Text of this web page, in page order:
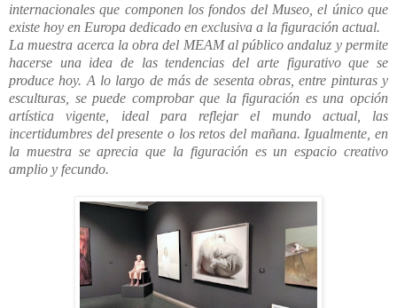
internacionales que componen los fondos del Museo, el único que
existe hoy en Europa dedicado en exclusiva a la figuración actual.
La muestra acerca la obra del MEAM al público andaluz y permite
hacerse una idea de las tendencias del arte figurativo que se
produce hoy. A lo largo de más de sesenta obras, entre pinturas y
esculturas, se puede comprobar que la figuración es una opción
artística vigente, ideal para reflejar el mundo actual, las
incertidumbres del presente o los retos del mañana. Igualmente, en
la muestra se aprecia que la figuración es un espacio creativo
amplio y fecundo.